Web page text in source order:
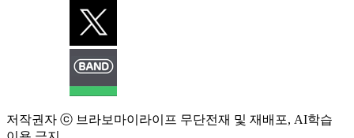
저작권자 ⓒ 브라보마이라이프 무단전재 및 재배포, AI학습